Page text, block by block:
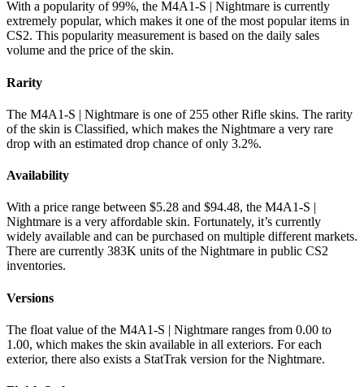
With a popularity of 99%, the M4A1-S | Nightmare is currently
extremely popular, which makes it one of the most popular items in
CS2. This popularity measurement is based on the daily sales
volume and the price of the skin.
Rarity
The M4A1-S | Nightmare is one of 255 other Rifle skins. The rarity
of the skin is Classified, which makes the Nightmare a very rare
drop with an estimated drop chance of only 3.2%.
Availability
With a price range between $5.28 and $94.48, the M4A1-S |
Nightmare is a very affordable skin. Fortunately, it’s currently
widely available and can be purchased on multiple different markets.
There are currently 383K units of the Nightmare in public CS2
inventories.
Versions
The float value of the M4A1-S | Nightmare ranges from 0.00 to
1.00, which makes the skin available in all exteriors. For each
exterior, there also exists a StatTrak version for the Nightmare.